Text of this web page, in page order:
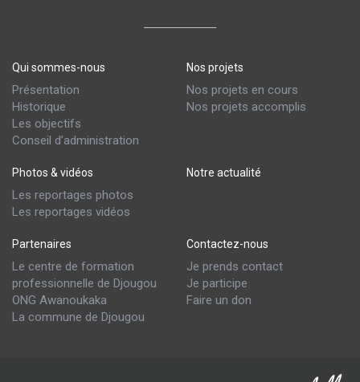
Qui sommes-nous
Présentation
Historique
Les objectifs
Conseil d’administration
Nos projets
Nos projets en cours
Nos projets accomplis
Photos & vidéos
Les reportages photos
Les reportages vidéos
Notre actualité
Partenaires
Le centre de formation
professionnelle de Djougou
ONG Awanoukaka
La commune de Djougou
Contactez-nous
Je prends contact
Je participe
Faire un don